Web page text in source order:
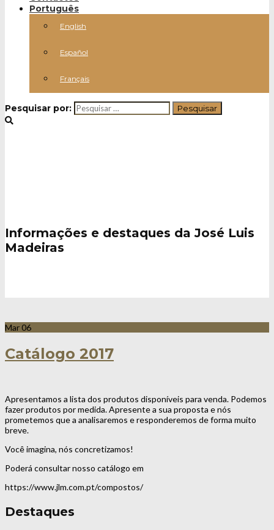
Português
English
Español
Français
Pesquisar por:
Informações e destaques da José Luis
Madeiras
Mar06
Catálogo 2017
Apresentamos a lista dos produtos disponíveis para venda. Podemos
fazer produtos por medida. Apresente a sua proposta e nós
prometemos que a analisaremos e responderemos de forma muito
breve.
Você imagina, nós concretizamos!
Poderá consultar nosso catálogo em
https://www.jlm.com.pt/compostos/
Destaques